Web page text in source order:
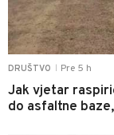
DRUŠTVO Pre 5 h
Jak vjetar
do asfaltne